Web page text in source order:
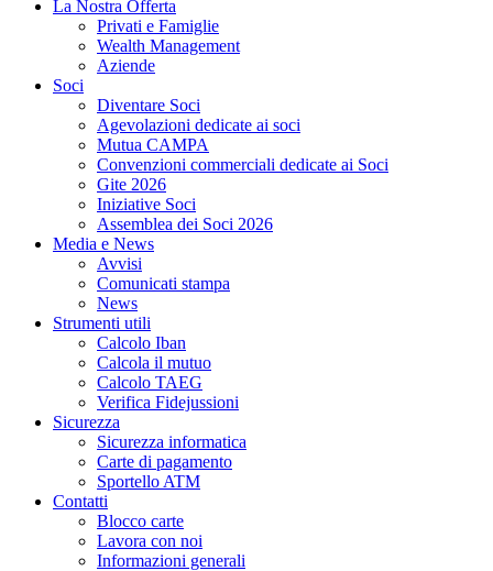
La Nostra Offerta
Privati e Famiglie
Wealth Management
Aziende
Soci
Diventare Soci
Agevolazioni dedicate ai soci
Mutua CAMPA
Convenzioni commerciali dedicate ai Soci
Gite 2026
Iniziative Soci
Assemblea dei Soci 2026
Media e News
Avvisi
Comunicati stampa
News
Strumenti utili
Calcolo Iban
Calcola il mutuo
Calcolo TAEG
Verifica Fidejussioni
Sicurezza
Sicurezza informatica
Carte di pagamento
Sportello ATM
Contatti
Blocco carte
Lavora con noi
Informazioni generali